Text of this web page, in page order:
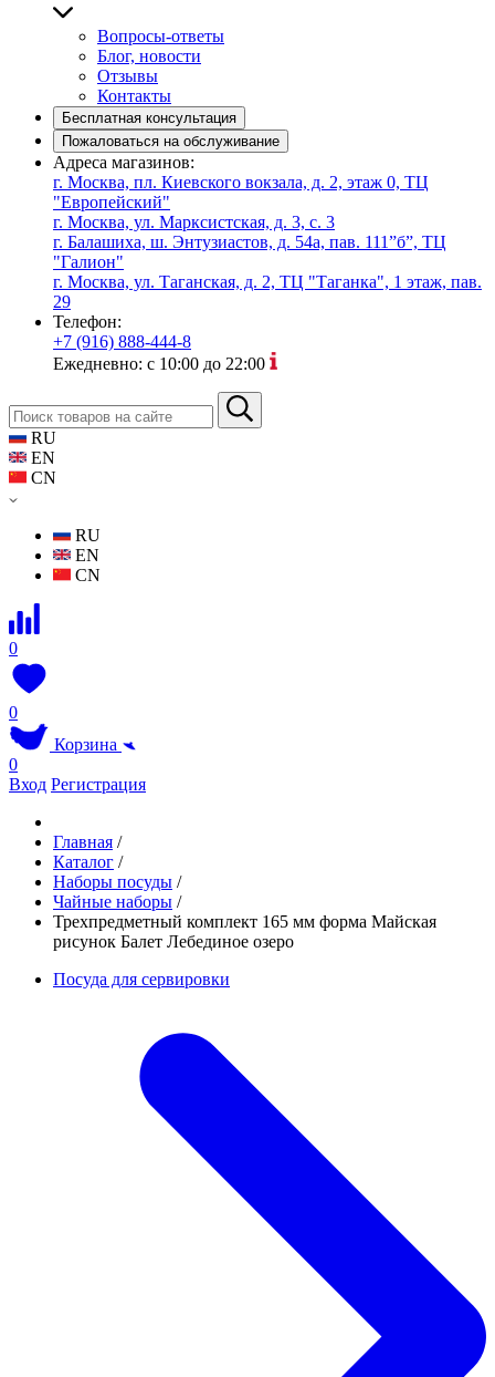
Вопросы-ответы
Блог, новости
Отзывы
Контакты
Бесплатная консультация
Пожаловаться на обслуживание
Адреса магазинов:
г. Москва, пл. Киевского вокзала, д. 2, этаж 0, ТЦ
"Европейский"
г. Москва, ул. Марксистская, д. 3, с. 3
г. Балашиха, ш. Энтузиастов, д. 54а, пав. 111”б”, ТЦ
"Галион"
г. Москва, ул. Таганская, д. 2, ТЦ "Таганка", 1 этаж, пав.
29
Телефон:
+7 (916) 888-444-8
Ежедневно: с 10:00 до 22:00
RU
EN
CN
RU
EN
CN
0
0
Корзина
0
Вход Регистрация
Главная /
Каталог /
Наборы посуды /
Чайные наборы /
Трехпредметный комплект 165 мм форма Майская
рисунок Балет Лебединое озеро
Посуда для сервировки